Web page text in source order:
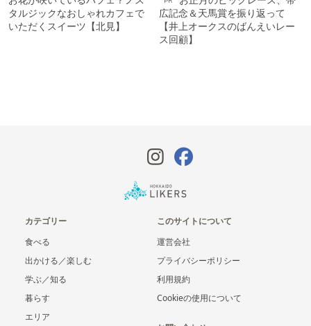
タルジックなおしゃれカフェで
いただくスイーツ【北見】
広記念＆天馬賞を振り返って
【井上オークスのばんえいレー
ス回顧】
カテゴリー
食べる
出かける／楽しむ
学ぶ／知る
暮らす
エリア
このサイトについて
運営会社
プライバシーポリシー
利用規約
Cookieの使用について